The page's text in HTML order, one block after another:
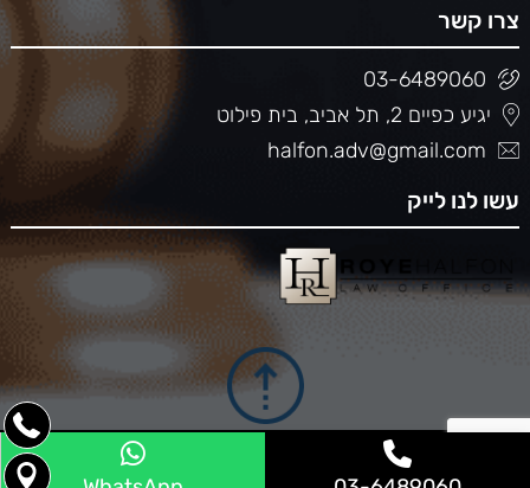
צרו קשר
03-6489060
יגיע כפיים 2, תל אביב, בית פילוט
halfon.adv@gmail.com
עשו לנו לייק